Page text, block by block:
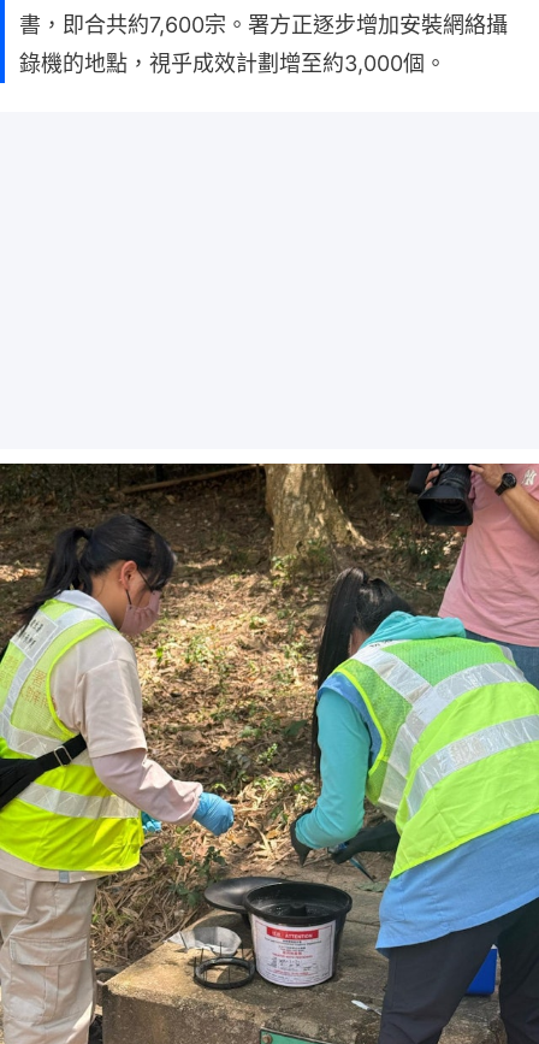
書，即合共約7,600宗。署方正逐步增加安裝網絡攝
錄機的地點，視乎成效計劃增至約3,000個。